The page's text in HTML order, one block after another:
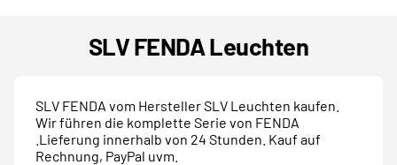
SLV FENDA Leuchten
SLV FENDA vom Hersteller SLV Leuchten kaufen.
Wir führen die komplette Serie von FENDA
.Lieferung innerhalb von 24 Stunden. Kauf auf
Rechnung, PayPal uvm.